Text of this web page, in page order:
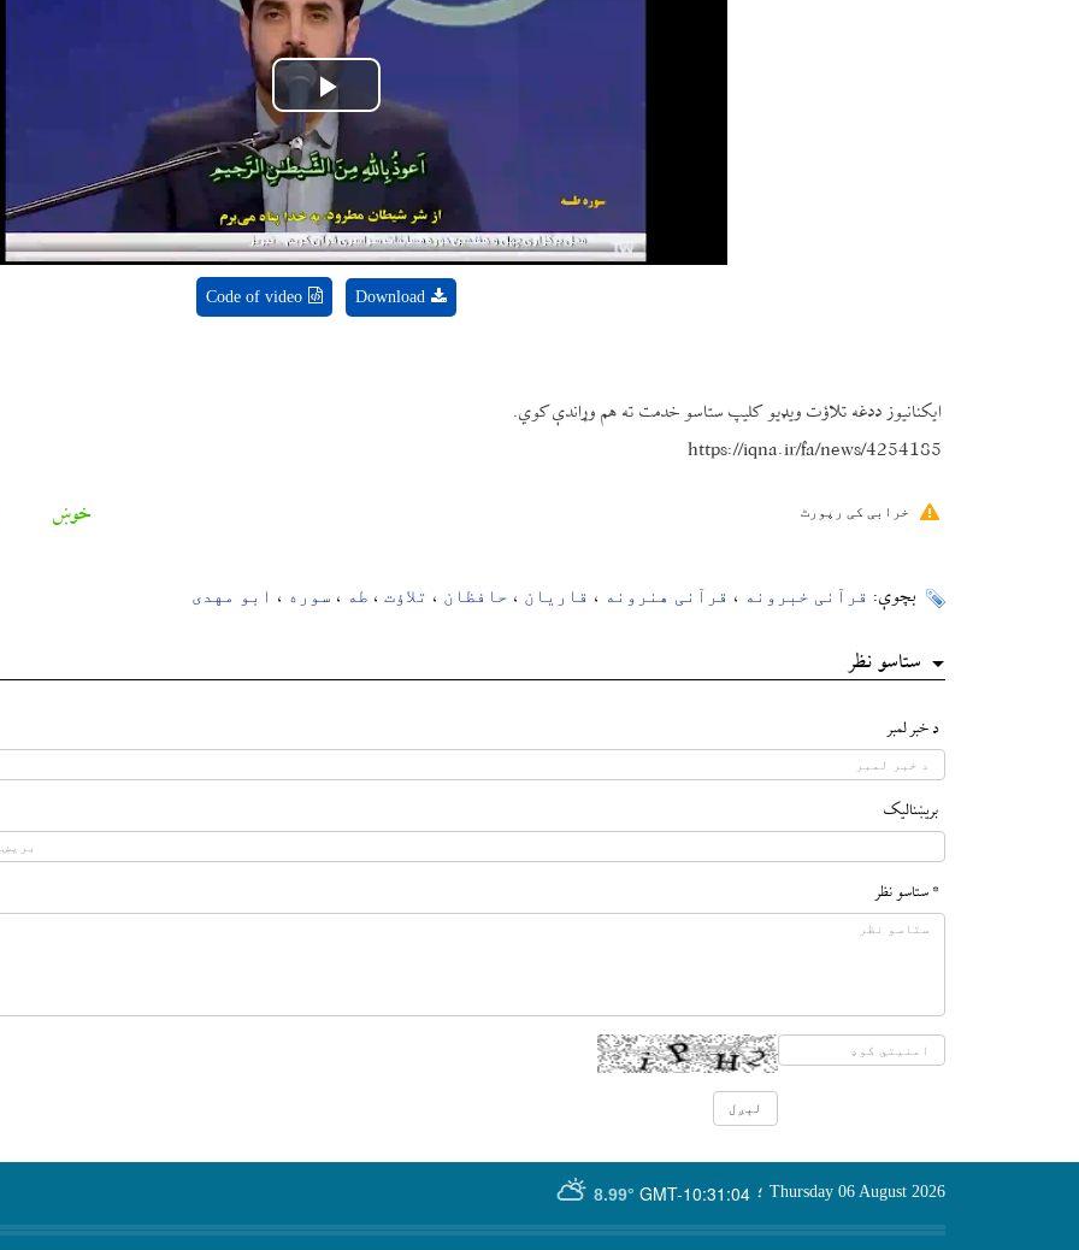
Play
Video
Code of video Download
ایکنانیوز ددغه تلاؤت ویډیو کلیپ ستاسو خدمت ته هم وړاندې کوي.
https://iqna.ir/fa/news/4254185
خوښ خرابی کی رپورٹ
بچوې: قرآنی خبرونه ، قرآنی هنرونه ، قاریان ، حافظان ، تلاؤت ، طه ، سوره ، ابو مهدی
ستاسو نظر
د خبر لمبر
بريښناليک
* ستاسو نظر
GMT-10:31:04
8.99° Thursday 06 August 2026 ؛